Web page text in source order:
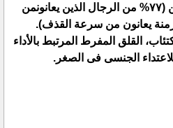
المزمن (٧٧% من الرجال الذين يعانونمن
يعانون من سرعة القذف).
القلق المفرط المرتبط بالأداء
الجنسى فى الصغر.